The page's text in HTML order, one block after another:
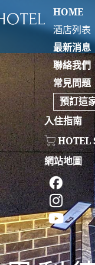
HOME
酒店列表
最新消息
聯絡我們
常見問題
預訂這
入住指南
HOTEL
網站地圖